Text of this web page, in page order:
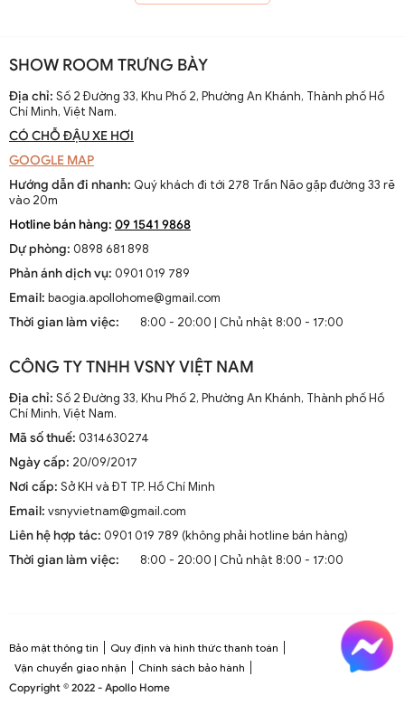
pháp thông gió hiệu quả ở các khu vực nhiệt đới. Ban đầu
được làm thủ công và chạy bằng điện từ pin, chúng
nhanh chóng phát triển với sự tiến bộ của công nghệ
điện.
Sự thay đổi và cải tiến qua các thập kỷ
tiến với thiết kế hiện đại, động cơ mạnh mẽ và khả năng
cứu để nâng cao hiệu suất và thẩm mỹ của sản phẩm.
Xu hướng hiện tại trên thị trường
Hiện nay, quạt trần cánh dài không chỉ là thiết bị làm mát
sống. Chúng kết hợp công nghệ tiên tiến như điều khiển
1.2. Cấu Tạo và Nguyên Lý Hoạt Động
Cấu trúc tổng thể của quạt trần cánh dài
cơ, cánh quạt, bộ điều khiển và thân quạt. Các cánh quạt
được chế tạo từ chất liệu như gỗ, kim loại hoặc
composite để đảm bảo độ bền và hiệu suất.
Nguyên lý hoạt động cơ bản
Động cơ điện làm quay các cánh quạt, tạo ra dòng không
khí tuần hoàn trong không gian phòng.
Công nghệ tiên tiến tích hợp
SHOW ROOM TRƯNG BÀY
Địa chỉ: Số 2 Đường 33, Khu Phố 2, Phường An Khánh, Thành phố Hồ
Chí Minh, Việt Nam.
CÓ CHỖ ĐẬU XE HƠI
GOOGLE MAP
Hướng dẫn đi nhanh: Quý khách đi tới 278 Trần Não gặp đường 33 rẽ
vào 20m
Hotline bán hàng: 09 1541 9868
Dự phòng: 0898 681 898
Phản ánh dịch vụ: 0901 019 789
Email: baogia.apollohome@gmail.com
Thời gian làm việc:
8:00 - 20:00 | Chủ nhật 8:00 - 17:00
CÔNG TY TNHH VSNY VIỆT NAM
Địa chỉ: Số 2 Đường 33, Khu Phố 2, Phường An Khánh, Thành phố Hồ
Chí Minh, Việt Nam.
Mã số thuế: 0314630274
Ngày cấp: 20/09/2017
Nơi cấp: Sở KH và ĐT TP. Hồ Chí Minh
Email: vsnyvietnam@gmail.com
Liên hệ hợp tác: 0901 019 789 (không phải hotline bán hàng)
Thời gian làm việc:
8:00 - 20:00 | Chủ nhật 8:00 - 17:00
Bảo mật thông tin
Quy định và hình thức thanh toán
Vận chuyển giao nhận
Chính sách bảo hành
Copyright © 2022 - Apollo Home